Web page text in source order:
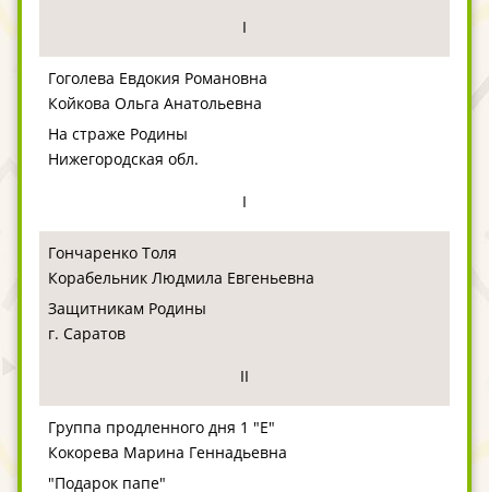
I
Гоголева Евдокия Романовна
Койкова Ольга Анатольевна
На страже Родины
Нижегородская обл.
I
Гончаренко Толя
Корабельник Людмила Евгеньевна
Защитникам Родины
г. Саратов
II
Группа продленного дня 1 "Е"
Кокорева Марина Геннадьевна
"Подарок папе"